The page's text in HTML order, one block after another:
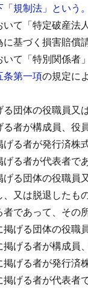
「規制法」という
いて「特定破産法
基づく損害賠償
て「特別関係者
条第一項の規定に
る団体の役職員又
る者が構成員、役
げる者が発行済株
げる者が代表者で
げる団体の役職員
、又は脱退したも
者であって、その
掲げる団体の役職
掲げる者が構成員
掲げる者が発行済
掲げる者が代表者